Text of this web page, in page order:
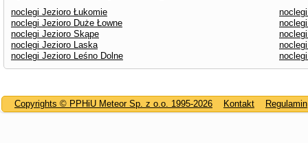
noclegi Jezioro Łukomie
noclegi Jezioro Duże Łowne
noclegi Jezioro Skąpe
noclegi Jezioro Laska
noclegi Jezioro Leśno Dolne
Copyrights © PPHiU Meteor Sp. z o.o. 1995-2026 Kontakt Regulamin